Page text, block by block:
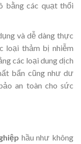
bằng các quạt thổi
và dễ dàng thực
loại thảm bị nhiễm
các loại dung dịch
bẩn cũng như dư
an toàn cho sức
hầu như không